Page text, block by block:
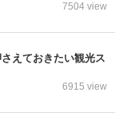
7504 view
えておきたい観光ス
6915 view